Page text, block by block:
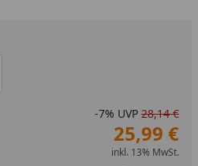
verringern
manuell eingeben
um eins erhöhen
-7% UVP 28,14 €
25,99 €
inkl. 13% MwSt.